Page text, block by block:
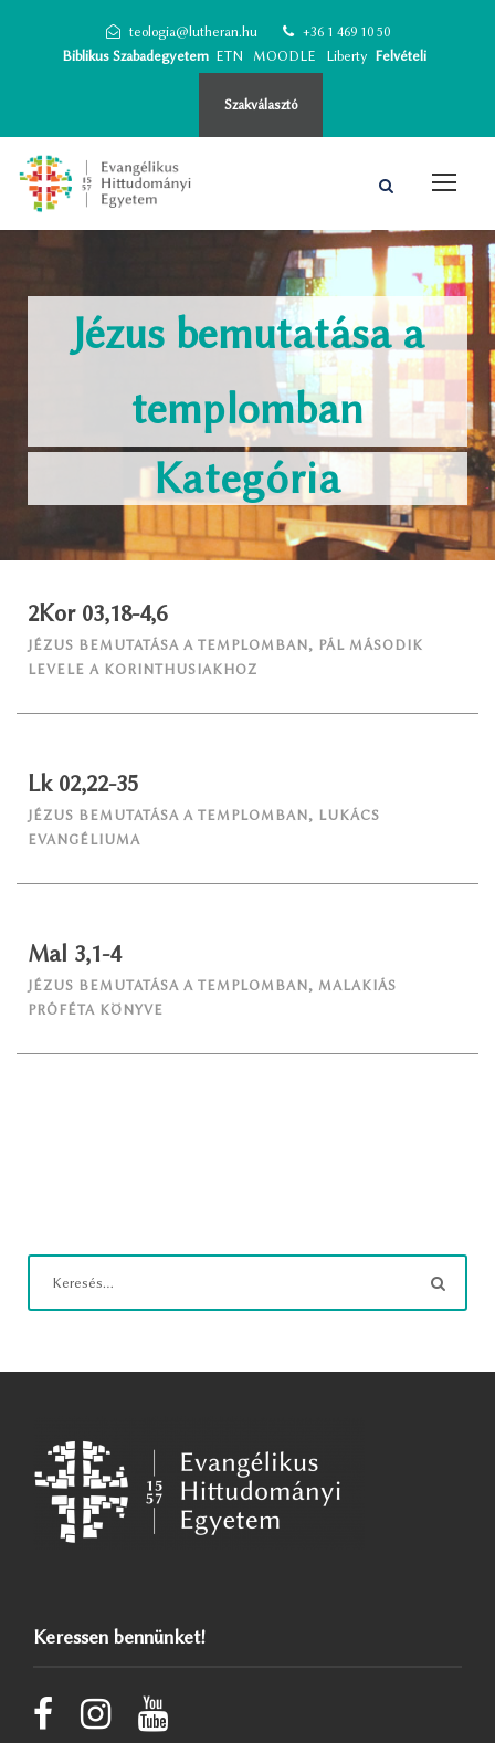
teologia@lutheran.hu
+36 1 469 10 50
Biblikus Szabadegyetem ETN MOODLE Liberty Felvételi
Szakválasztó
Jézus bemutatása a
templomban
Kategória
2Kor 03,18-4,6
JÉZUS BEMUTATÁSA A TEMPLOMBAN , PÁL MÁSODIK
LEVELE A KORINTHUSIAKHOZ
Lk 02,22-35
JÉZUS BEMUTATÁSA A TEMPLOMBAN , LUKÁCS
EVANGÉLIUMA
Mal 3,1-4
JÉZUS BEMUTATÁSA A TEMPLOMBAN , MALAKIÁS
PRÓFÉTA KÖNYVE
Keressen bennünket!